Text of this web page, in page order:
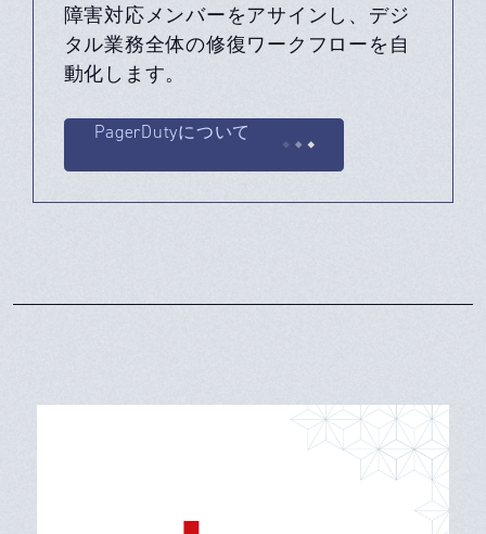
障害対応メンバーをアサインし、デジ
タル業務全体の修復ワークフローを自
動化します。
PagerDutyについて